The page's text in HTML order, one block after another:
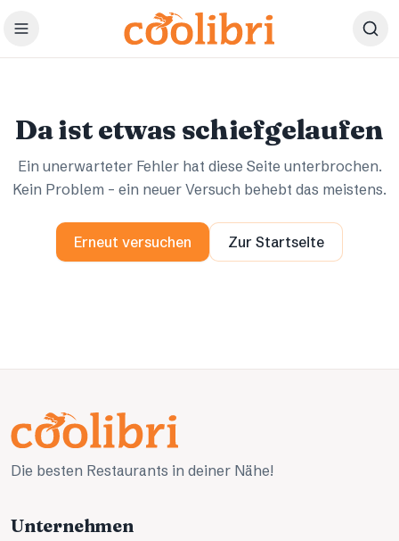
Zum Hauptinhalt springen
Da ist etwas schiefgelaufen
Ein unerwarteter Fehler hat diese Seite unterbrochen.
Kein Problem – ein neuer Versuch behebt das meistens.
Erneut versuchen Zur Startseite
Die besten Restaurants in deiner Nähe!
Unternehmen